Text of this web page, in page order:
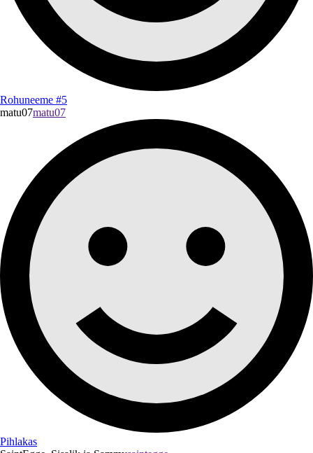
Rohuneeme #5
matu07matu07
Pihlakas